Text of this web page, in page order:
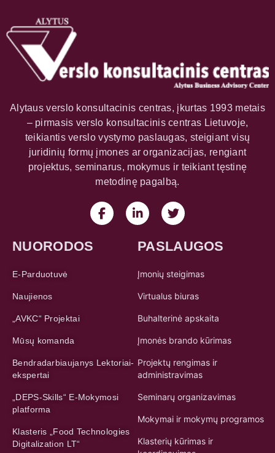
Alytaus verslo konsultacinis centras, įkurtas 1993 metais
– pirmasis verslo konsultacinis centras Lietuvoje,
teikiantis verslo vystymo paslaugas, steigiant visų
juridinių formų įmones ar organizacijas, rengiant
projektus, seminarus, mokymus ir teikiant tęstinę
metodinę pagalbą.
NUORODOS
E-Parduotuvė
Naujienos
„AVKC“ Projektai
Mūsų komanda
Bendradarbiaujanys Lektoriai-
ekspertai
„DEPS-Skills“ E-Mokymosi
platforma
Klasteris „Food Technologies
Digitalization LT“
PASLAUGOS
Įmonių steigimas
Virtualus biuras
Buhalterinė apskaita
Įmonės brando kūrimas
Projektų rengimas ir
administravimas
Seminarų organizavimas
Mokymai ir mokymų programos
Klasterių kūrimas ir